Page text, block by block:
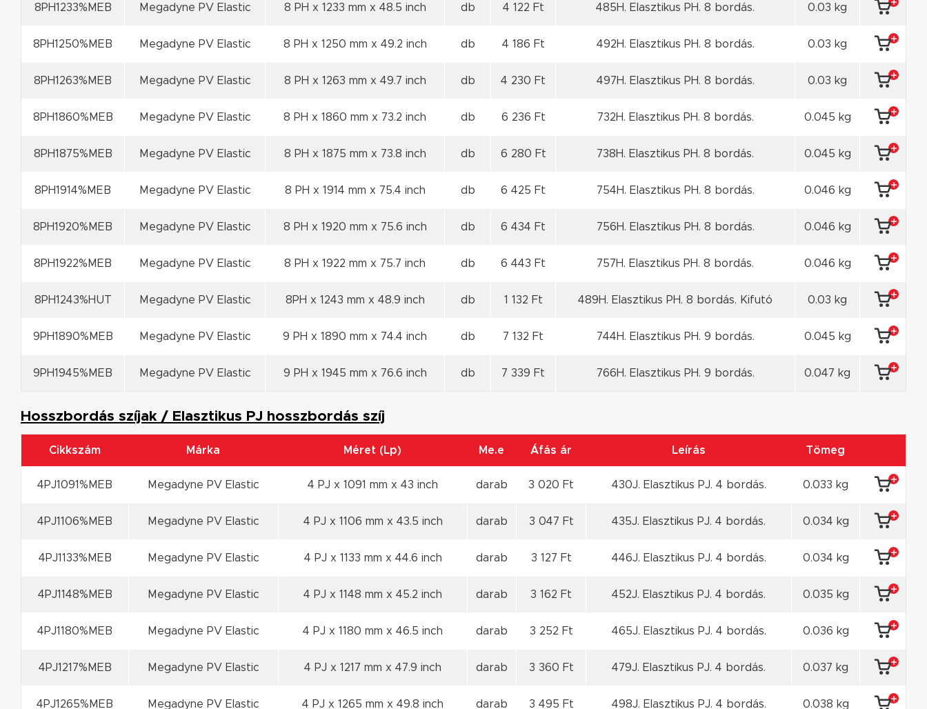
8PH1233%MEB Megadyne PV Elastic 8 PH x 1233 mm x 48.5 inch db 4 122 Ft 485H. Elasztikus PH. 8 bordás. 0.03 kg
8PH1250%MEB Megadyne PV Elastic 8 PH x 1250 mm x 49.2 inch db 4 186 Ft 492H. Elasztikus PH. 8 bordás. 0.03 kg
8PH1263%MEB Megadyne PV Elastic 8 PH x 1263 mm x 49.7 inch db 4 230 Ft 497H. Elasztikus PH. 8 bordás. 0.03 kg
8PH1860%MEB Megadyne PV Elastic 8 PH x 1860 mm x 73.2 inch db 6 236 Ft 732H. Elasztikus PH. 8 bordás. 0.045 kg
8PH1875%MEB Megadyne PV Elastic 8 PH x 1875 mm x 73.8 inch db 6 280 Ft 738H. Elasztikus PH. 8 bordás. 0.045 kg
8PH1914%MEB Megadyne PV Elastic 8 PH x 1914 mm x 75.4 inch db 6 425 Ft 754H. Elasztikus PH. 8 bordás. 0.046 kg
8PH1920%MEB Megadyne PV Elastic 8 PH x 1920 mm x 75.6 inch db 6 434 Ft 756H. Elasztikus PH. 8 bordás. 0.046 kg
8PH1922%MEB Megadyne PV Elastic 8 PH x 1922 mm x 75.7 inch db 6 443 Ft 757H. Elasztikus PH. 8 bordás. 0.046 kg
8PH1243%HUT Megadyne PV Elastic 8PH x 1243 mm x 48.9 inch db 1 132 Ft 489H. Elasztikus PH. 8 bordás. Kifutó 0.03 kg
9PH1890%MEB Megadyne PV Elastic 9 PH x 1890 mm x 74.4 inch db 7 132 Ft 744H. Elasztikus PH. 9 bordás. 0.045 kg
9PH1945%MEB Megadyne PV Elastic 9 PH x 1945 mm x 76.6 inch db 7 339 Ft 766H. Elasztikus PH. 9 bordás. 0.047 kg
Hosszbordás szíjak / Elasztikus PJ hosszbordás szíj
Cikkszám Márka Méret (Lp) Me.e Áfás ár Leírás Tömeg
4PJ1091%MEB Megadyne PV Elastic 4 PJ x 1091 mm x 43 inch darab 3 020 Ft 430J. Elasztikus PJ. 4 bordás. 0.033 kg
4PJ1106%MEB Megadyne PV Elastic 4 PJ x 1106 mm x 43.5 inch darab 3 047 Ft 435J. Elasztikus PJ. 4 bordás. 0.034 kg
4PJ1133%MEB Megadyne PV Elastic 4 PJ x 1133 mm x 44.6 inch darab 3 127 Ft 446J. Elasztikus PJ. 4 bordás. 0.034 kg
4PJ1148%MEB Megadyne PV Elastic 4 PJ x 1148 mm x 45.2 inch darab 3 162 Ft 452J. Elasztikus PJ. 4 bordás. 0.035 kg
4PJ1180%MEB Megadyne PV Elastic 4 PJ x 1180 mm x 46.5 inch darab 3 252 Ft 465J. Elasztikus PJ. 4 bordás. 0.036 kg
4PJ1217%MEB Megadyne PV Elastic 4 PJ x 1217 mm x 47.9 inch darab 3 360 Ft 479J. Elasztikus PJ. 4 bordás. 0.037 kg
4PJ1265%MEB Megadyne PV Elastic 4 PJ x 1265 mm x 49.8 inch darab 3 495 Ft 498J. Elasztikus PJ. 4 bordás. 0.038 kg